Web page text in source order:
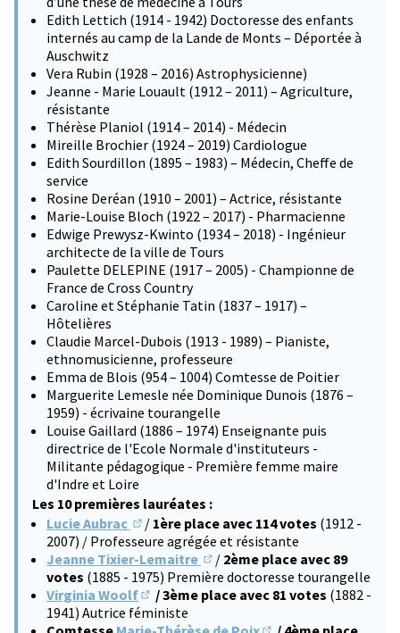
Edith Lettich (1914 - 1942) Doctoresse des enfants
internés au camp de la Lande de Monts – Déportée à
Auschwitz
Vera Rubin (1928 – 2016) Astrophysicienne)
Jeanne - Marie Louault (1912 – 2011) – Agriculture,
résistante
Thérèse Planiol (1914 – 2014) - Médecin
Mireille Brochier (1924 – 2019) Cardiologue
Edith Sourdillon (1895 – 1983) – Médecin, Cheffe de
service
Rosine Deréan (1910 – 2001) – Actrice, résistante
Marie-Louise Bloch (1922 – 2017) - Pharmacienne
Edwige Prewysz-Kwinto (1934 – 2018) - Ingénieur
architecte de la ville de Tours
Paulette DELEPINE (1917 – 2005) - Championne de
France de Cross Country
Caroline et Stéphanie Tatin (1837 – 1917) –
Hôtelières
Claudie Marcel-Dubois (1913 - 1989) – Pianiste,
ethnomusicienne, professeure
Emma de Blois (954 – 1004) Comtesse de Poitier
Marguerite Lemesle née Dominique Dunois (1876 –
1959) - écrivaine tourangelle
Louise Gaillard (1886 – 1974) Enseignante puis
directrice de l'Ecole Normale d'instituteurs -
Militante pédagogique - Première femme maire
d'Indre et Loire
Les 10 premières lauréates :
Lucie Aubrac
(S'ouvre dans un nouvel onglet)
/ 1ère place avec 114 votes (1912 -
2007) / Professeure agrégée et résistante
Jeanne Tixier-Lemaitre
(S'ouvre dans un nouvel onglet)
/ 2ème place avec 89
votes (1885 - 1975) Première doctoresse tourangelle
Virginia Woolf
(S'ouvre dans un nouvel onglet)
/ 3ème place avec 81 votes (1882 -
1941) Autrice féministe